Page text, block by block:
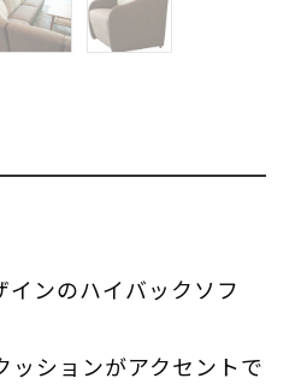
インのハイバックソフ
ッションがアクセントで